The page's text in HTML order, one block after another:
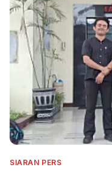
SIARAN PERS